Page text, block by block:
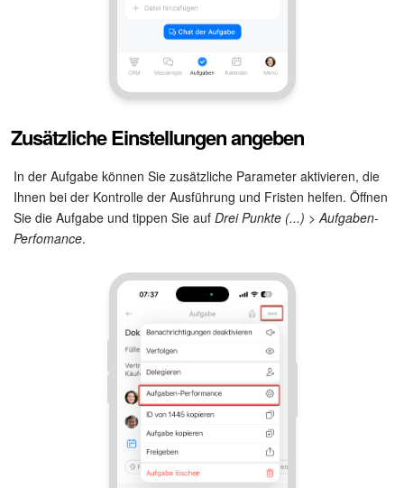
Mitarbeiter-Widget
Vertriebsstelle
CRM-Analytik
BI-Builder
Automatisierung
Workflows
Mitarbeiter
Onlineshop
Anwendungen
Zusätzliche Einstellungen angeben
In der Aufgabe können Sie zusätzliche Parameter aktivieren, die
Ihnen bei der Kontrolle der Ausführung und Fristen helfen. Öffnen
Sie die Aufgabe und tippen Sie auf Drei Punkte (...) > Aufgaben-
Perfomance.